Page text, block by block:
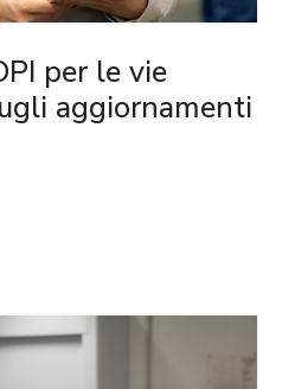
per le vie
aggiornamenti